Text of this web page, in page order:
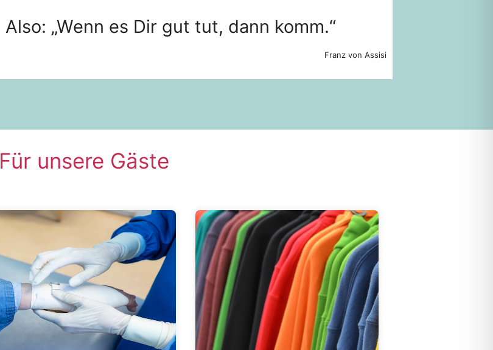
Also: „Wenn es Dir gut tut, dann komm.“
Franz von Assisi
Für unsere Gäste
medizinische und
sanitäre Hilfen
Hier klicken
Bekleidung - Don
Alfonso
Hier klicken